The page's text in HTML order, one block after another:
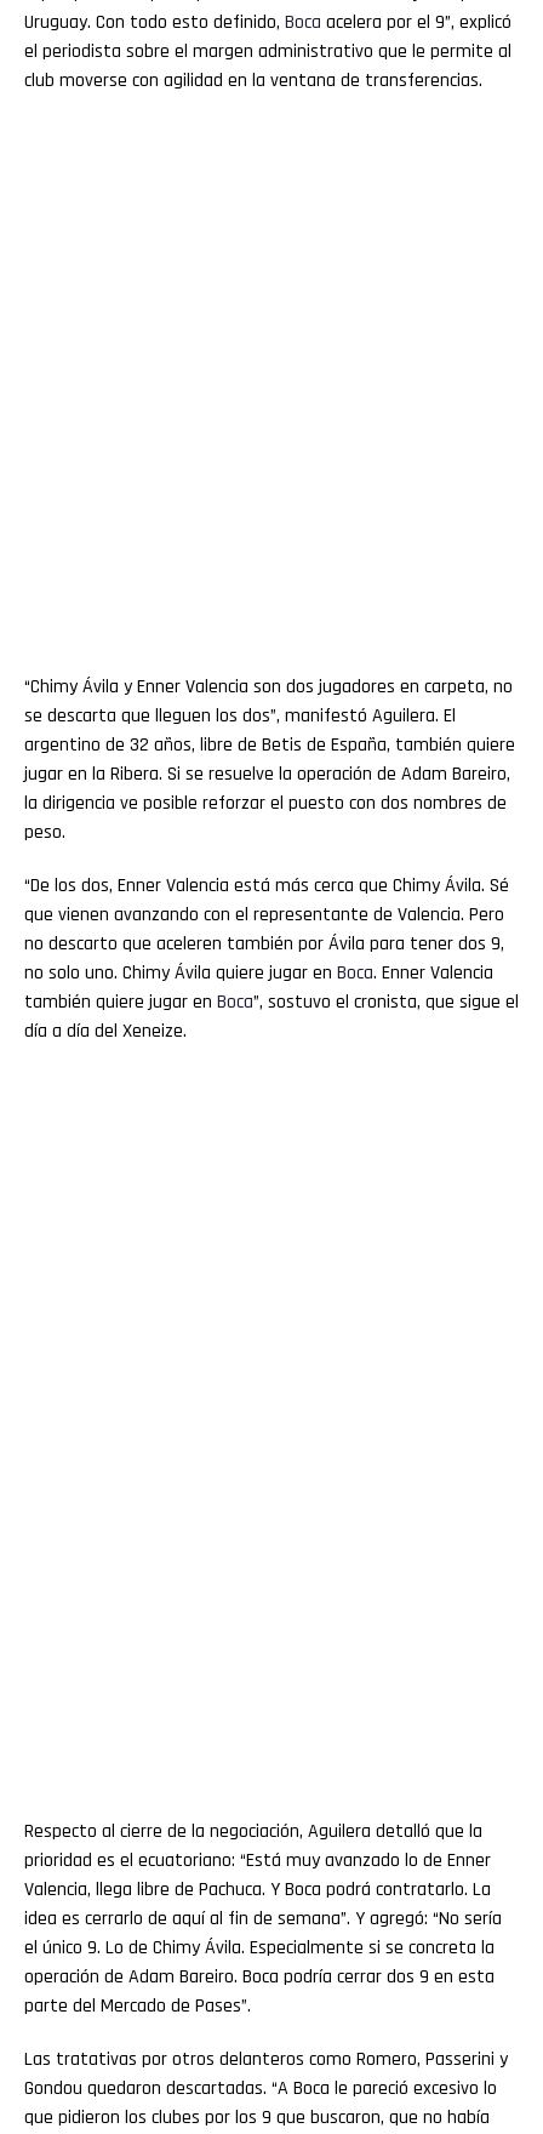
Uruguay. Con todo esto definido, Boca acelera por el 9”, explicó
el periodista sobre el margen administrativo que le permite al
club moverse con agilidad en la ventana de transferencias.
“Chimy Ávila y Enner Valencia son dos jugadores en carpeta, no
se descarta que lleguen los dos”, manifestó Aguilera. El
argentino de 32 años, libre de Betis de España, también quiere
jugar en la Ribera. Si se resuelve la operación de Adam Bareiro,
la dirigencia ve posible reforzar el puesto con dos nombres de
peso.
“De los dos, Enner Valencia está más cerca que Chimy Ávila. Sé
que vienen avanzando con el representante de Valencia. Pero
no descarto que aceleren también por Ávila para tener dos 9,
no solo uno. Chimy Ávila quiere jugar en Boca. Enner Valencia
también quiere jugar en Boca”, sostuvo el cronista, que sigue el
día a día del Xeneize.
Respecto al cierre de la negociación, Aguilera detalló que la
prioridad es el ecuatoriano: “Está muy avanzado lo de Enner
Valencia, llega libre de Pachuca. Y Boca podrá contratarlo. La
idea es cerrarlo de aquí al fin de semana”. Y agregó: “No sería
el único 9. Lo de Chimy Ávila. Especialmente si se concreta la
operación de Adam Bareiro. Boca podría cerrar dos 9 en esta
parte del Mercado de Pases”.
Las tratativas por otros delanteros como Romero, Passerini y
Gondou quedaron descartadas. “A Boca le pareció excesivo lo
que pidieron los clubes por los 9 que buscaron, que no había